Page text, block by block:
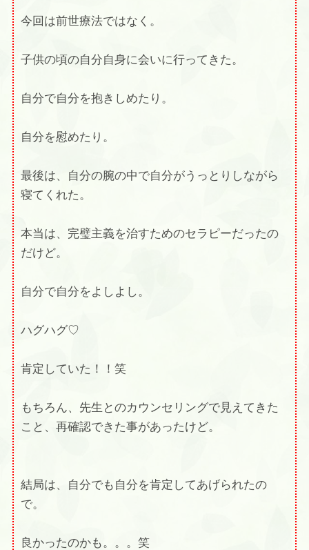
今回は前世療法ではなく。
子供の頃の自分自身に会いに行ってきた。
自分で自分を抱きしめたり。
自分を慰めたり。
最後は、自分の腕の中で自分がうっとりしながら
寝てくれた。
本当は、完璧主義を治すためのセラピーだったの
だけど。
自分で自分をよしよし。
ハグハグ♡
肯定していた！！笑
もちろん、先生とのカウンセリングで見えてきた
こと、再確認できた事があったけど。
結局は、自分でも自分を肯定してあげられたの
で。
良かったのかも。。。笑